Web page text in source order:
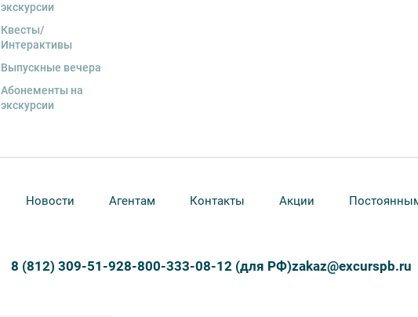
экскурсии
Квесты/
Интерактивы
Выпускные вечера
Абонементы на
экскурсии
Новости Агентам Контакты Акции
8 (812) 309-51-928-800-333-08-12 (для РФ)zakaz@excurspb.ru